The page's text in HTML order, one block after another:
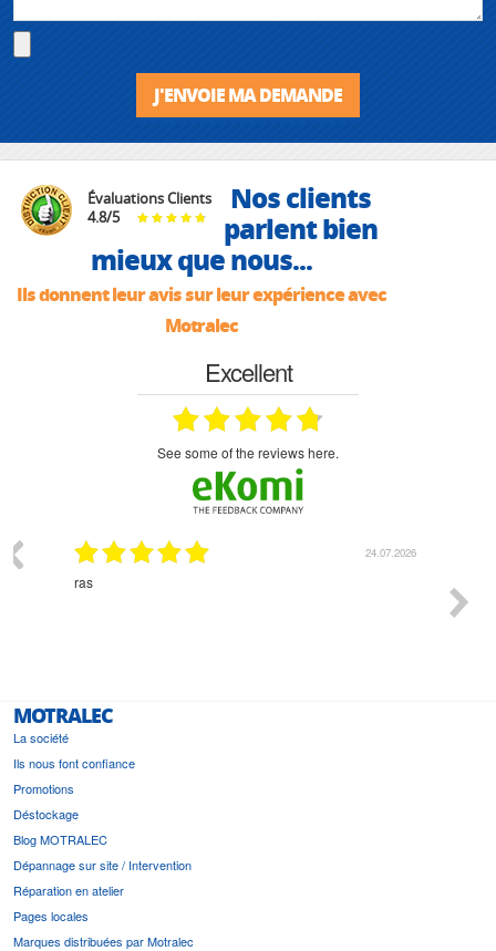
J'ENVOIE MA DEMANDE
Évaluations Clients
4.8/5
Nos clients
parlent bien
mieux que nous...
Ils donnent leur avis sur leur expérience avec
Motralec
Excellent
see some of the reviews here.
24.07.2026
ras
MOTRALEC
La société
Ils nous font confiance
Promotions
Déstockage
Blog MOTRALEC
Dépannage sur site / Intervention
Réparation en atelier
Pages locales
Marques distribuées par Motralec